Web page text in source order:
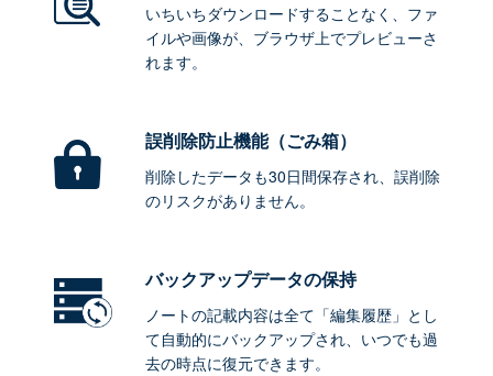
いちいちダウンロードすることなく、ファ
イルや画像が、ブラウザ上でプレビューさ
れます。
誤削除防止機能（ごみ箱）
削除したデータも30日間保存され、誤削除
のリスクがありません。
バックアップデータの保持
ノートの記載内容は全て「編集履歴」とし
て自動的にバックアップされ、いつでも過
去の時点に復元できます。